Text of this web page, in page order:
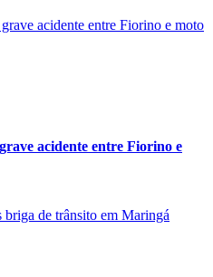
acidente entre Fiorino e